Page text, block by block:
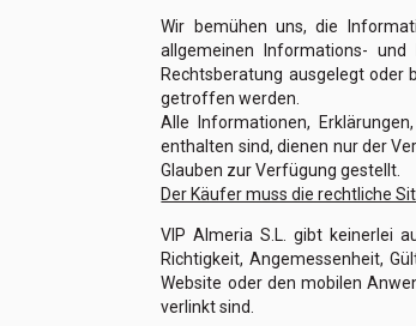
Wir bemühen uns, die
allgemeinen Informations-
Rechtsberatung ausgelegt oder
getroffen werden.
Alle Informationen,
enthalten sind, dienen nur der
Glauben zur Verfügung gestellt.
Der Käufer muss die rechtliche
VIP Almeria S.L. gibt keinerlei
Richtigkeit, Angemessenheit,
Website oder den mobilen
verlinkt sind.